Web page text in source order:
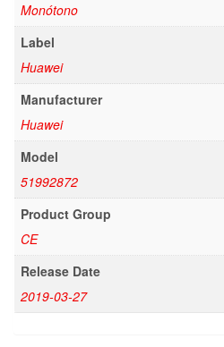
Monótono
Label
Huawei
Manufacturer
Huawei
Model
51992872
Product Group
CE
Release Date
2019-03-27